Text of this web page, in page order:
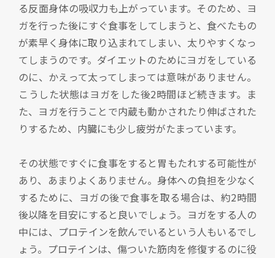
る反面身体の吸収力も上がっています。そのため、ヨ
ガを行った後にすぐ食事をしてしまうと、食べたもの
が素早く身体に取り込まれてしまい、太りやすくなっ
てしまうのです。ダイエットのためにヨガをしている
のに、かえって太ってしまっては意味がありません。
こうした状態はヨガをした後2時間ほど続きます。ま
た、ヨガを行うことで内蔵も動かされたり伸ばされた
りするため、内臓にも少し疲労がたまっています。
その状態ですぐに食事をすると胃もたれする可能性が
あり、あまりよくありません。身体への負担を少なく
するために、ヨガの後で食事を取る場合は、約2時間
後以降を目安にすると良いでしょう。ヨガをする人の
中には、プロテインを飲んでいるという人もいるでし
ょう。プロテインは、傷ついた筋肉を修復するのに役